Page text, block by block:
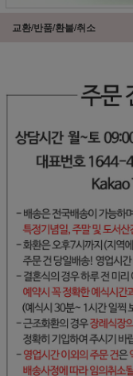
교환/반품/환불/취소